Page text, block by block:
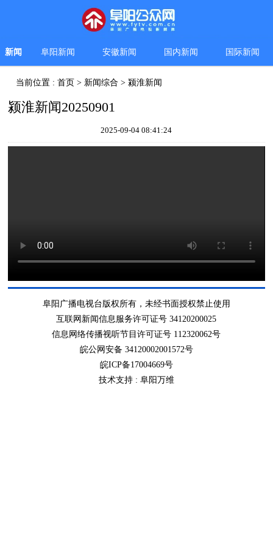
新闻 阜阳新闻 安徽新闻 国内新闻 国际新闻
当前位置 :首页 > 新闻综合 >颍淮新闻
颍淮新闻20250901
2025-09-04 08:41:24
阜阳广播电视台版权所有，未经书面授权禁止使用
互联网新闻信息服务许可证号 34120200025
信息网络传播视听节目许可证号 112320062号
皖公网安备 34120002001572号
皖ICP备17004669号
技术支持 : 阜阳万维